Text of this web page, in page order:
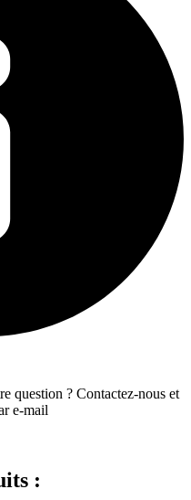
question ? Contactez-nous et
e-mail
: